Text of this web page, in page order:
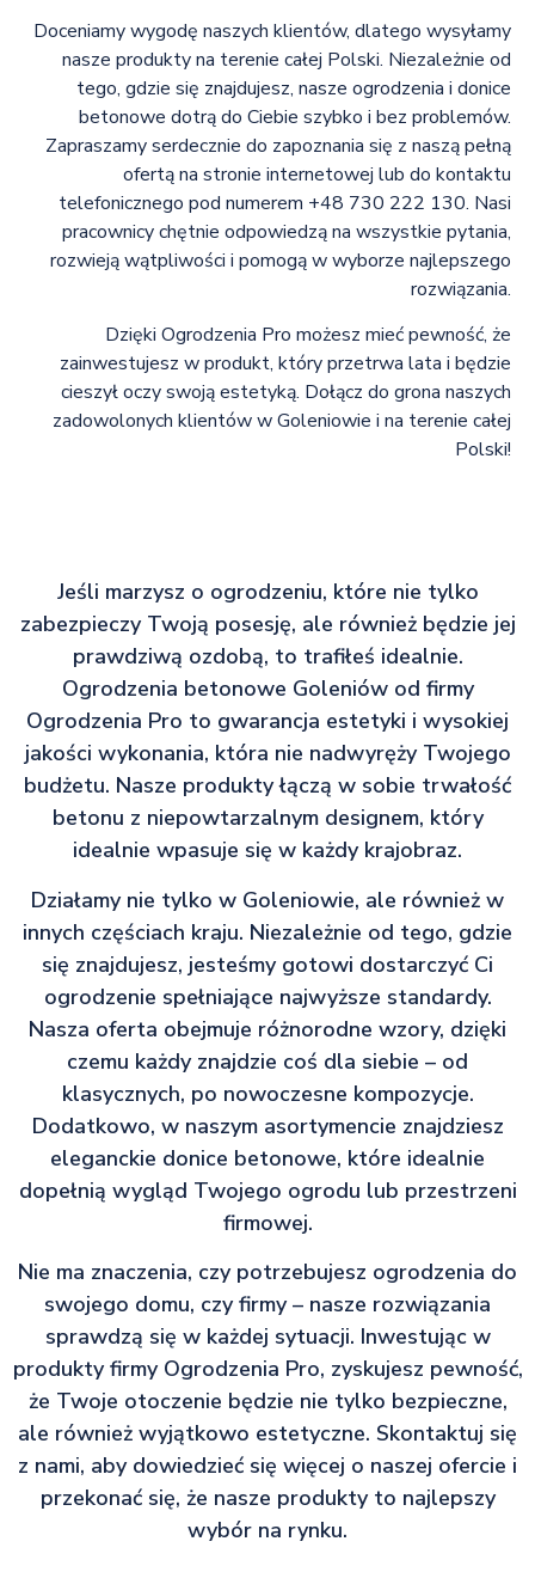
Doceniamy wygodę naszych klientów, dlatego wysyłamy
nasze produkty na terenie całej Polski. Niezależnie od
tego, gdzie się znajdujesz, nasze ogrodzenia i donice
betonowe dotrą do Ciebie szybko i bez problemów.
Zapraszamy serdecznie do zapoznania się z naszą pełną
ofertą na stronie internetowej lub do kontaktu
telefonicznego pod numerem +48 730 222 130. Nasi
pracownicy chętnie odpowiedzą na wszystkie pytania,
rozwieją wątpliwości i pomogą w wyborze najlepszego
rozwiązania.
Dzięki Ogrodzenia Pro możesz mieć pewność, że
zainwestujesz w produkt, który przetrwa lata i będzie
cieszył oczy swoją estetyką. Dołącz do grona naszych
zadowolonych klientów w Goleniowie i na terenie całej
Polski!
Jeśli marzysz o ogrodzeniu, które nie tylko
zabezpieczy Twoją posesję, ale również będzie jej
prawdziwą ozdobą, to trafiłeś idealnie.
Ogrodzenia betonowe Goleniów od firmy
Ogrodzenia Pro to gwarancja estetyki i wysokiej
jakości wykonania, która nie nadwyręży Twojego
budżetu. Nasze produkty łączą w sobie trwałość
betonu z niepowtarzalnym designem, który
idealnie wpasuje się w każdy krajobraz.
Działamy nie tylko w Goleniowie, ale również w
innych częściach kraju. Niezależnie od tego, gdzie
się znajdujesz, jesteśmy gotowi dostarczyć Ci
ogrodzenie spełniające najwyższe standardy.
Nasza oferta obejmuje różnorodne wzory, dzięki
czemu każdy znajdzie coś dla siebie – od
klasycznych, po nowoczesne kompozycje.
Dodatkowo, w naszym asortymencie znajdziesz
eleganckie donice betonowe, które idealnie
dopełnią wygląd Twojego ogrodu lub przestrzeni
firmowej.
Nie ma znaczenia, czy potrzebujesz ogrodzenia do
swojego domu, czy firmy – nasze rozwiązania
sprawdzą się w każdej sytuacji. Inwestując w
produkty firmy Ogrodzenia Pro, zyskujesz pewność,
że Twoje otoczenie będzie nie tylko bezpieczne,
ale również wyjątkowo estetyczne. Skontaktuj się
z nami, aby dowiedzieć się więcej o naszej ofercie i
przekonać się, że nasze produkty to najlepszy
wybór na rynku.